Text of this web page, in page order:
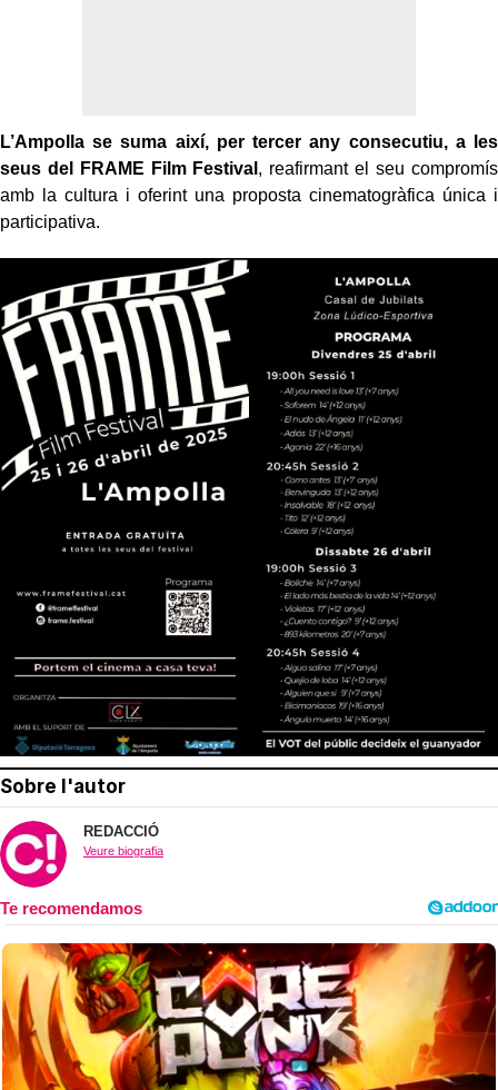
L’Ampolla se suma així, per tercer any consecutiu, a les
seus del FRAME Film Festival , reafirmant el seu compromís
amb la cultura i oferint una proposta cinematogràfica única i
participativa.
Sobre l'autor
REDACCIÓ
Veure biografia